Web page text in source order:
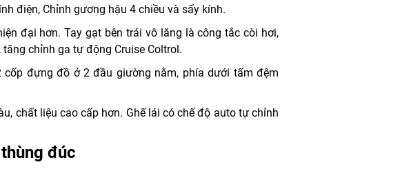
điện, Chỉnh gương hậu 4 chiều và sấy kính.
đại hơn. Tay gạt bên trái vô lăng là công tắc còi hơi,
chỉnh ga tự động Cruise Coltrol.
đựng đồ ở 2 đầu giường nằm, phía dưới tấm đệm
chất liệu cao cấp hơn. Ghế lái có chế độ auto tự chỉnh
đúc